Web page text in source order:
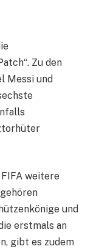
Zu den
Messi und
FIFA weitere
und
erstmals an
gibt es zudem